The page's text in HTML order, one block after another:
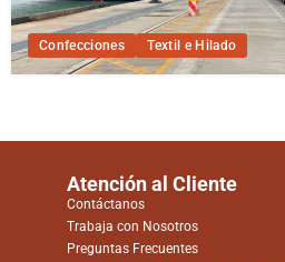
Confecciones Textil e Hilado
Atención al Cliente
Contáctanos
Trabaja con Nosotros
Preguntas Frecuentes